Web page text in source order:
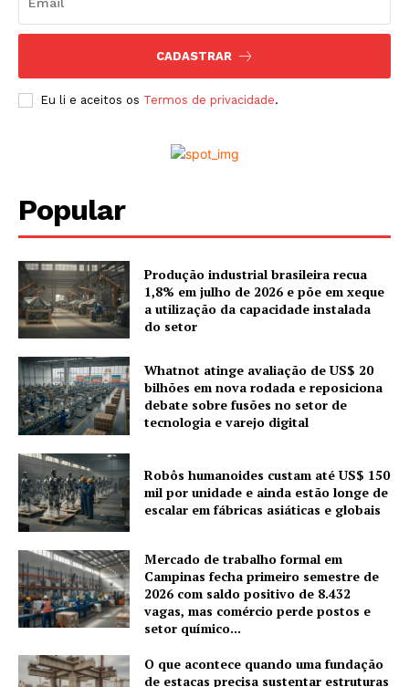
CADASTRAR
Eu li e aceitos os Termos de privacidade.
Popular
Produção industrial brasileira recua
1,8% em julho de 2026 e põe em xeque
a utilização da capacidade instalada
do setor
Whatnot atinge avaliação de US$ 20
bilhões em nova rodada e reposiciona
debate sobre fusões no setor de
tecnologia e varejo digital
Robôs humanoides custam até US$ 150
mil por unidade e ainda estão longe de
escalar em fábricas asiáticas e globais
Mercado de trabalho formal em
Campinas fecha primeiro semestre de
2026 com saldo positivo de 8.432
vagas, mas comércio perde postos e
setor químico...
O que acontece quando uma fundação
de estacas precisa sustentar estruturas